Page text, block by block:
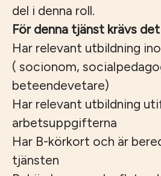
del i denna roll.
För denna tjänst krävs
Har relevant utbildning
( socionom,
beteendevetare)
Har relevant utbildning
arbetsuppgifterna
Har B-körkort och är
tjänsten